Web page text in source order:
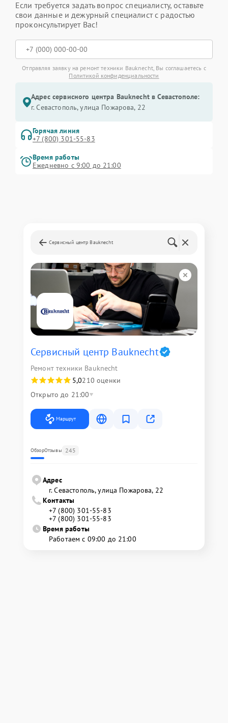
Если требуется задать вопрос специалисту, оставьте
свои данные и дежурный специалист с радостью
проконсультирует Вас!
Отправляя заявку на ремонт техники Bauknecht, Вы соглашаетесь с
Политикой конфиденциальности
Адрес сервисного центра Bauknecht в Севастополе:
г. Севастополь, улица Пожарова, 22
Горячая линия
+7 (800) 301-55-83
Время работы
Ежедневно с 9:00 до 21:00
Сервисный центр Bauknecht
Сервисный центр Bauknecht
Ремонт техники Bauknecht
5,0210 оценки
Открыто до 21:00
Маршрут
ОбзорОтзывы 245
Адрес
г. Севастополь, улица Пожарова, 22
Контакты
+7 (800) 301-55-83
+7 (800) 301-55-83
Время работы
Работаем с 09:00 до 21:00